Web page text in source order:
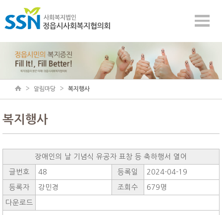
알림마당 복지행사
복지행사
장애인의 날 기념식 유공자 표창 등 축하행서 열어
글번호 48 등록일 2024-04-19
등록자 강민경 조회수 679명
다운로드